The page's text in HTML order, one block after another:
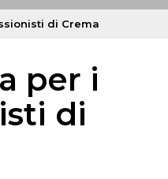
di Crema
per i
di